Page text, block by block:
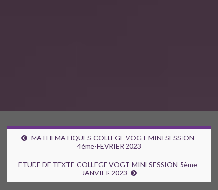
MATHEMATIQUES-COLLEGE VOGT-MINI SESSION-
4ème-FEVRIER 2023
ETUDE DE TEXTE-COLLEGE VOGT-MINI SESSION-5ème-
JANVIER 2023